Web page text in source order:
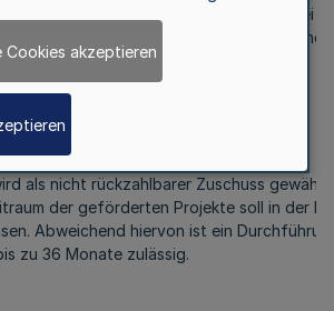
erfolgt im Wege der Anteilfinanzierung. Bei
nach Nummer 3 unterschiedliche
als nicht rückzahlbarer Zuschuss
der geförderten Projekte soll in der
Abweichend hiervon ist ein
zu 36 Monate zulässig.
akzeptieren